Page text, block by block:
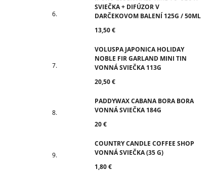
SVIEČKA + DIFÚZOR V
DARČEKOVOM BALENÍ 125G / 50ML
13,50 €
VOLUSPA JAPONICA HOLIDAY
NOBLE FIR GARLAND MINI TIN
VONNÁ SVIEČKA 113G
20,50 €
PADDYWAX CABANA BORA BORA
VONNÁ SVIEČKA 184G
20 €
COUNTRY CANDLE COFFEE SHOP
VONNÁ SVIEČKA (35 G)
1,80 €